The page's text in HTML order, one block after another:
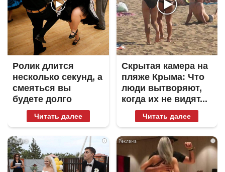
Ролик длится
несколько секунд, а
смеяться вы
будете долго
Читать далее
Скрытая камера на
пляже Крыма: Что
люди вытворяют,
когда их не видят...
Читать далее
i i